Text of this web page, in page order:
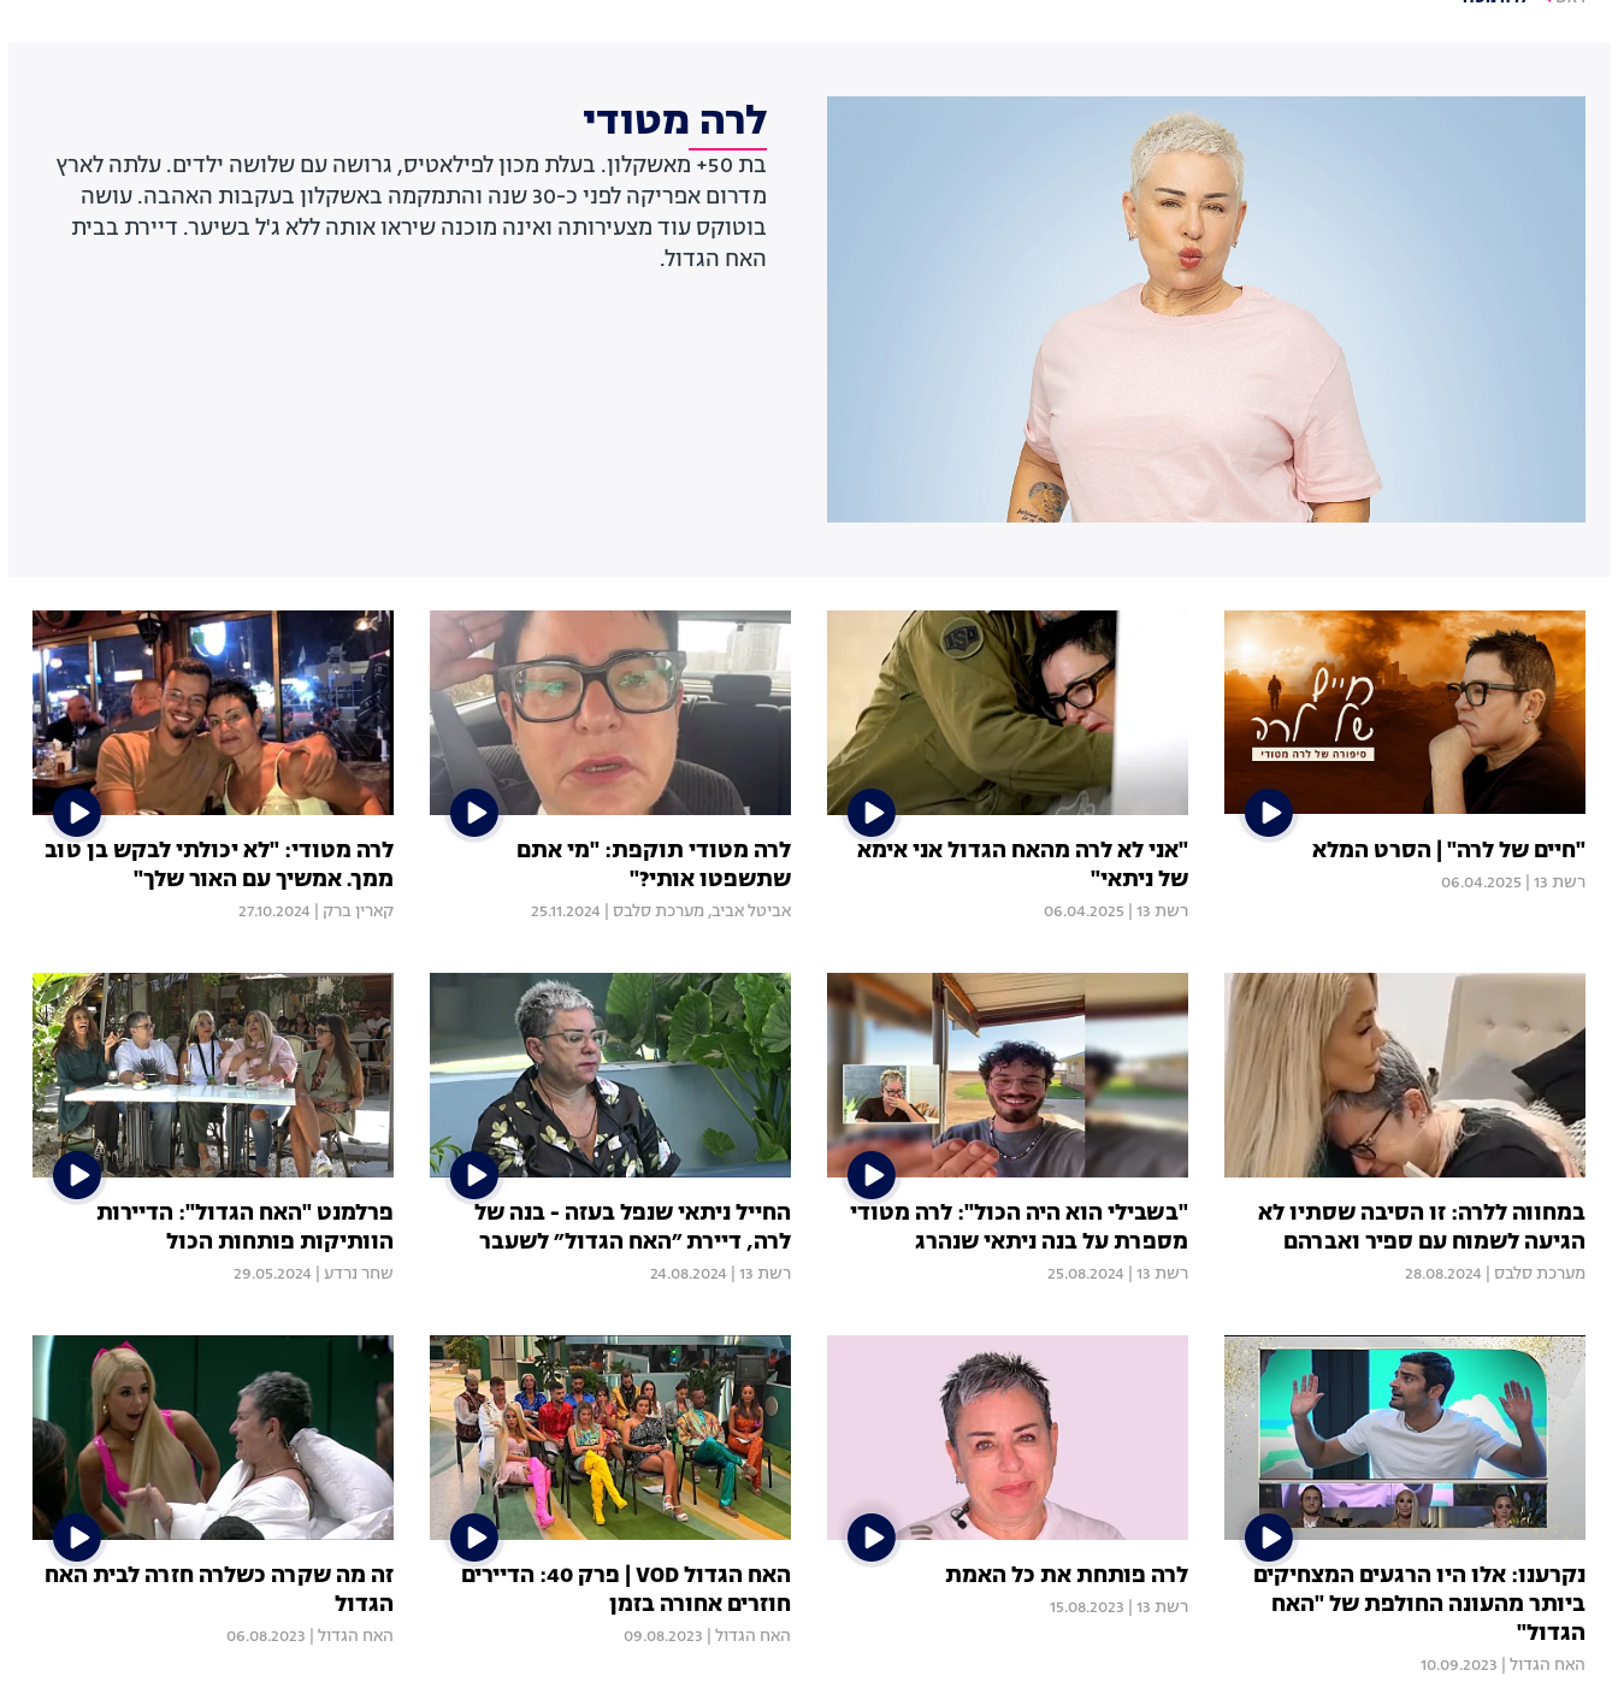
לרה מטודי
בת 50+ מאשקלון. בעלת מכון לפילאטיס, גרושה עם שלושה ילדים. עלתה לארץ
מדרום אפריקה לפני כ-30 שנה והתמקמה באשקלון בעקבות האהבה. עושה
בוטוקס עוד מצעירותה ואינה מוכנה שיראו אותה ללא ג'ל בשיער. דיירת בבית
האח הגדול.
"חיים של לרה" | הסרט המלא
רשת 13 06.04.2025
"אני לא לרה מהאח הגדול אני אימא
של ניתאי"
רשת 13 06.04.2025
לרה מטודי תוקפת: "מי אתם
שתשפטו אותי?"
אביטל אביב, מערכת סלבס 25.11.2024
לרה מטודי: "לא יכולתי לבקש בן טוב
ממך. אמשיך עם האור שלך"
קארין ברק 27.10.2024
במחווה ללרה: זו הסיבה שסתיו לא
הגיעה לשמוח עם ספיר ואברהם
מערכת סלבס 28.08.2024
"בשבילי הוא היה הכול": לרה מטודי
מספרת על בנה ניתאי שנהרג
רשת 13 25.08.2024
החייל ניתאי שנפל בעזה - בנה של
לרה, דיירת ״האח הגדול״ לשעבר
רשת 13 24.08.2024
פרלמנט "האח הגדול": הדיירות
הוותיקות פותחות הכול
שחר נרדע 29.05.2024
נקרענו: אלו היו הרגעים המצחיקים
ביותר מהעונה החולפת של "האח
הגדול"
האח הגדול 10.09.2023
לרה פותחת את כל האמת
רשת 13 15.08.2023
האח הגדול VOD | פרק 40: הדיירים
חוזרים אחורה בזמן
האח הגדול 09.08.2023
זה מה שקרה כשלרה חזרה לבית האח
הגדול
האח הגדול 06.08.2023